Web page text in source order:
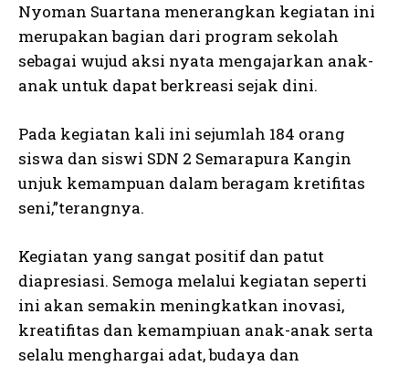
Nyoman Suartana menerangkan kegiatan ini
merupakan bagian dari program sekolah
sebagai wujud aksi nyata mengajarkan anak-
anak untuk dapat berkreasi sejak dini.
Pada kegiatan kali ini sejumlah 184 orang
siswa dan siswi SDN 2 Semarapura Kangin
unjuk kemampuan dalam beragam kretifitas
seni,”terangnya.
Kegiatan yang sangat positif dan patut
diapresiasi. Semoga melalui kegiatan seperti
ini akan semakin meningkatkan inovasi,
kreatifitas dan kemampiuan anak-anak serta
selalu menghargai adat, budaya dan